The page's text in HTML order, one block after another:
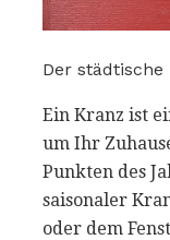
Der städtische
Ein Kranz ist
um Ihr
Punkten des
saisonaler
oder dem